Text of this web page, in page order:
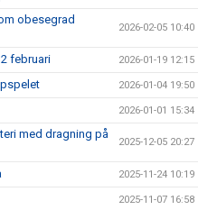
obesegrad
2026-02-05 10:40
februari 2026-01-19 12:15
2026-01-04 19:50
2026-01-01 15:34
med dragning på
2025-12-05 20:27
2025-11-24 10:19
2025-11-07 16:58